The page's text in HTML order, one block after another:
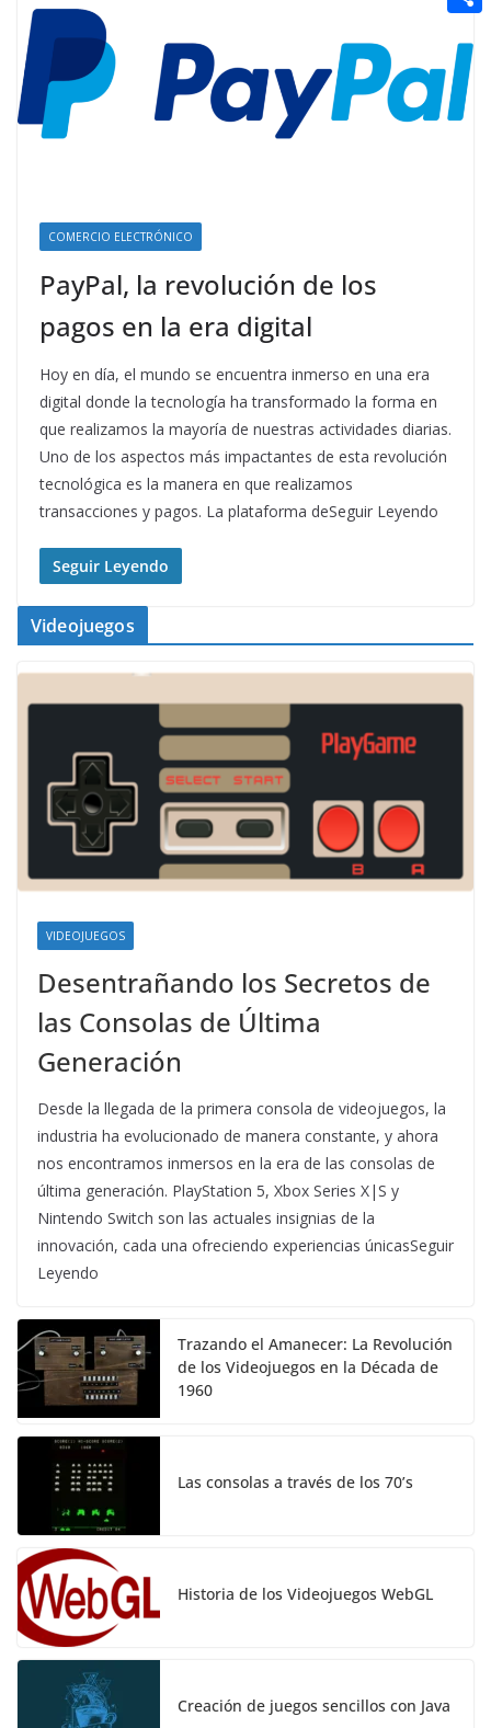
COMERCIO ELECTRÓNICO
PayPal, la revolución de los
pagos en la era digital
Hoy en día, el mundo se encuentra inmerso en una era
digital donde la tecnología ha transformado la forma en
que realizamos la mayoría de nuestras actividades diarias.
Uno de los aspectos más impactantes de esta revolución
tecnológica es la manera en que realizamos
transacciones y pagos. La plataforma deSeguir Leyendo
Seguir Leyendo
Videojuegos
VIDEOJUEGOS
Desentrañando los Secretos de
las Consolas de Última
Generación
Desde la llegada de la primera consola de videojuegos, la
industria ha evolucionado de manera constante, y ahora
nos encontramos inmersos en la era de las consolas de
última generación. PlayStation 5, Xbox Series X|S y
Nintendo Switch son las actuales insignias de la
innovación, cada una ofreciendo experiencias únicasSeguir
Leyendo
Trazando el Amanecer: La Revolución
de los Videojuegos en la Década de
1960
Las consolas a través de los 70’s
Historia de los Videojuegos WebGL
Creación de juegos sencillos con Java
n
e
r
rr
e
a
d
d
i
o
m